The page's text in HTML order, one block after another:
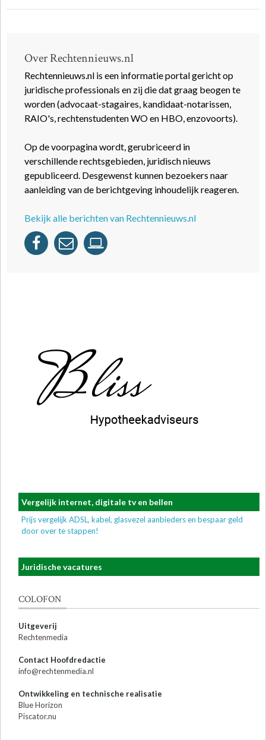
Over Rechtennieuws.nl
Rechtennieuws.nl is een informatie portal gericht op
juridische professionals en zij die dat graag beogen te
worden (advocaat-stagaires, kandidaat-notarissen,
RAIO's, rechtenstudenten WO en HBO, enzovoorts).
Op de voorpagina wordt, gerubriceerd in
verschillende rechtsgebieden, juridisch nieuws
gepubliceerd. Desgewenst kunnen bezoekers naar
aanleiding van de berichtgeving inhoudelijk reageren.
Bekijk alle berichten van Rechtennieuws.nl
Vergelijk internet, digitale tv en bellen
Prijs vergelijk ADSL, kabel, glasvezel aanbieders en bespaar geld
door over te stappen!
Juridische vacatures
COLOFON
Uitgeverij
Rechtenmedia
Contact Hoofdredactie
info@rechtenmedia.nl
Ontwikkeling en technische realisatie
Blue Horizon
Piscator.nu